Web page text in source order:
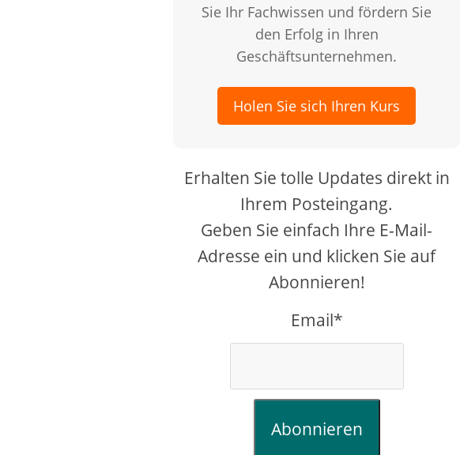
Sie Ihr Fachwissen und fördern Sie
den Erfolg in Ihren
Geschäftsunternehmen.
Holen Sie sich Ihren Kurs
Erhalten Sie tolle Updates direkt in
Ihrem Posteingang.
Geben Sie einfach Ihre E-Mail-
Adresse ein und klicken Sie auf
Abonnieren!
Email*
Abonnieren